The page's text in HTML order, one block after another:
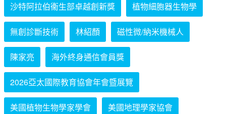
沙特阿拉伯衞生部卓越創新獎 植物細胞器生物學
無創診斷技術 林紹顏 磁性微/納米機械人
陳家亮 海外終身通信會員獎
2026亞太國際教育協會年會暨展覽
美國植物生物學家學會 美國地理學家協會